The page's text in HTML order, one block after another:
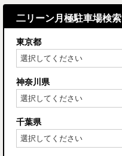
二リーン月極駐車場検索
東京都
神奈川県
千葉県